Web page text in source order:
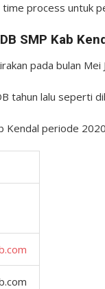
process untuk
SMP Kab
pada bulan Mei
tahun lalu seperti
Kendal periode